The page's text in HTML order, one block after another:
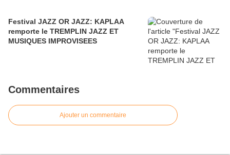
Festival JAZZ OR JAZZ: KAPLAA
remporte le TREMPLIN JAZZ ET
MUSIQUES IMPROVISEES
Commentaires
Ajouter un commentaire